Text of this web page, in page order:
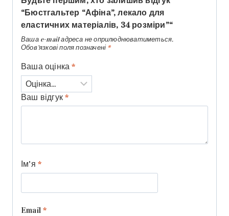
“Бюстгальтер “Афіна”, лекало для
еластичних матеріалів, 34 розміри”“
Ваша e-mail адреса не оприлюднюватиметься.
Обов’язкові поля позначені *
Ваша оцінка*
Ваш відгук*
Ім'я *
Email*